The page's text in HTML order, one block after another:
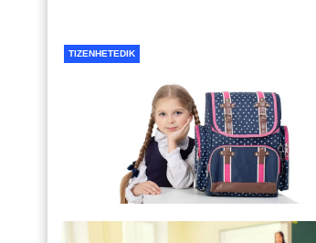
TIZENHETEDIK